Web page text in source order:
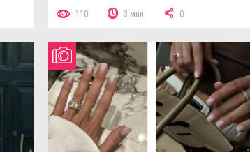
110 3 мин 0